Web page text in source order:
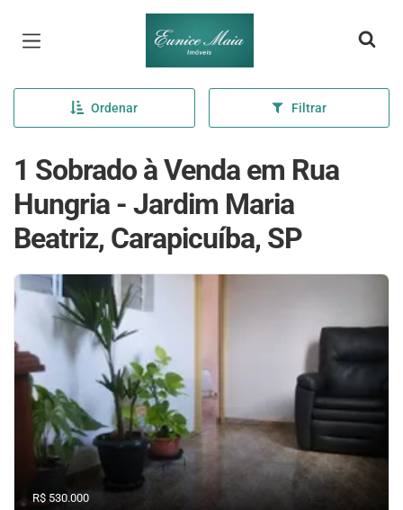
Página inicial
Ordenar Filtrar
1 Sobrado à Venda em Rua
Hungria - Jardim Maria
Beatriz, Carapicuíba, SP
R$ 530.000